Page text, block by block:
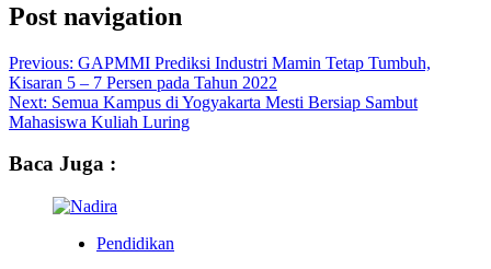
Post navigation
Previous: GAPMMI Prediksi Industri Mamin Tetap Tumbuh,
Kisaran 5 – 7 Persen pada Tahun 2022
Next: Semua Kampus di Yogyakarta Mesti Bersiap Sambut
Mahasiswa Kuliah Luring
Baca Juga :
Pendidikan